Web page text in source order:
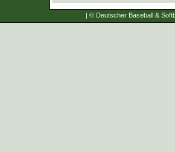
| © Deutscher Baseball &